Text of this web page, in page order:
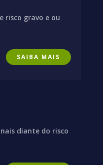
risco gravo e ou
SAIBA MAIS
diante do risco